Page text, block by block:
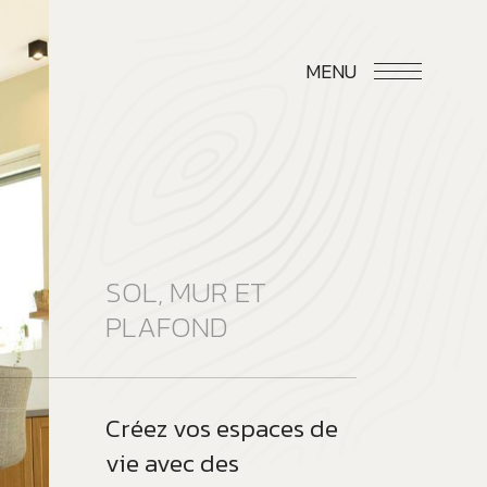
MENU
SOL, MUR ET
PLAFOND
Créez vos espaces de
vie avec des